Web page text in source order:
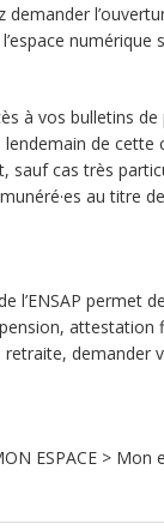
demander
numérique
à vos bulletins de
de cette
sauf cas très
au titre
l’ENSAP permet
attestation
demander
ESPACE > Mon